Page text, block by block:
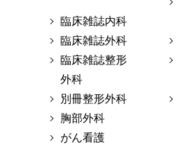
臨床雑誌内科
臨床雑誌外科
臨床雑誌整形
外科
別冊整形外科
胸部外科
がん看護